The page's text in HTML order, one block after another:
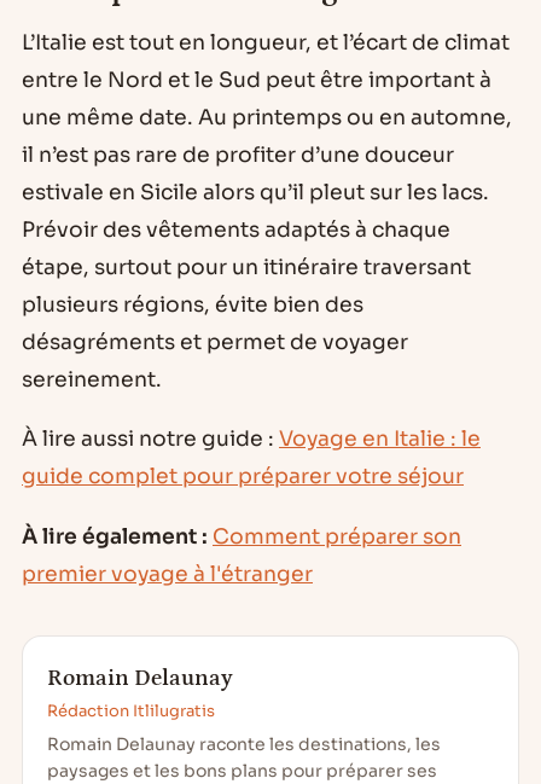
L’Italie est tout en longueur, et l’écart de climat
entre le Nord et le Sud peut être important à
une même date. Au printemps ou en automne,
il n’est pas rare de profiter d’une douceur
estivale en Sicile alors qu’il pleut sur les lacs.
Prévoir des vêtements adaptés à chaque
étape, surtout pour un itinéraire traversant
plusieurs régions, évite bien des
désagréments et permet de voyager
sereinement.
À lire aussi notre guide : Voyage en Italie : le
guide complet pour préparer votre séjour
À lire également : Comment préparer son
premier voyage à l'étranger
Romain Delaunay
Rédaction Itlilugratis
Romain Delaunay raconte les destinations, les
paysages et les bons plans pour préparer ses